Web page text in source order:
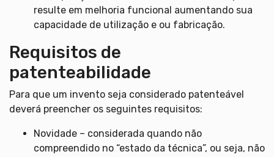
resulte em melhoria funcional aumentando sua
capacidade de utilização e ou fabricação.
Requisitos de
patenteabilidade
Para que um invento seja considerado patenteável
deverá preencher os seguintes requisitos:
Novidade – considerada quando não
compreendido no “estado da técnica”, ou seja, não